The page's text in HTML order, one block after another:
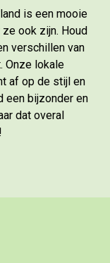
is een mooie
ook zijn. Houd
verschillen van
Onze lokale
af op de stijl en
een bijzonder en
dat overal